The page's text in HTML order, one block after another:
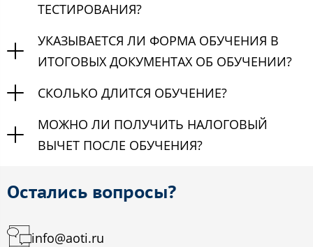
ТЕСТИРОВАНИЯ?
УКАЗЫВАЕТСЯ ЛИ ФОРМА ОБУЧЕНИЯ В
ИТОГОВЫХ ДОКУМЕНТАХ ОБ ОБУЧЕНИИ?
СКОЛЬКО ДЛИТСЯ ОБУЧЕНИЕ?
МОЖНО ЛИ ПОЛУЧИТЬ НАЛОГОВЫЙ
ВЫЧЕТ ПОСЛЕ ОБУЧЕНИЯ?
Остались вопросы?
info@aoti.ru